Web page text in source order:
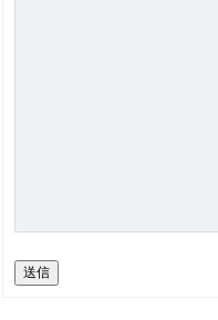
送信